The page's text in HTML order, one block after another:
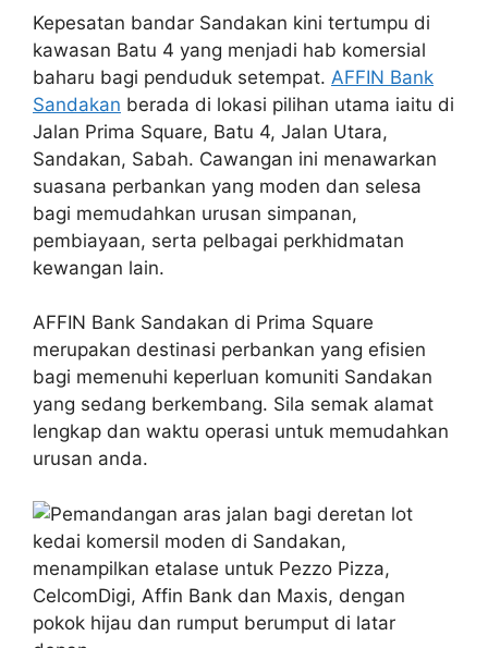
Kepesatan bandar Sandakan kini tertumpu di
kawasan Batu 4 yang menjadi hab komersial
baharu bagi penduduk setempat. AFFIN Bank
Sandakan berada di lokasi pilihan utama iaitu di
Jalan Prima Square, Batu 4, Jalan Utara,
Sandakan, Sabah. Cawangan ini menawarkan
suasana perbankan yang moden dan selesa
bagi memudahkan urusan simpanan,
pembiayaan, serta pelbagai perkhidmatan
kewangan lain.
AFFIN Bank Sandakan di Prima Square
merupakan destinasi perbankan yang efisien
bagi memenuhi keperluan komuniti Sandakan
yang sedang berkembang. Sila semak alamat
lengkap dan waktu operasi untuk memudahkan
urusan anda.